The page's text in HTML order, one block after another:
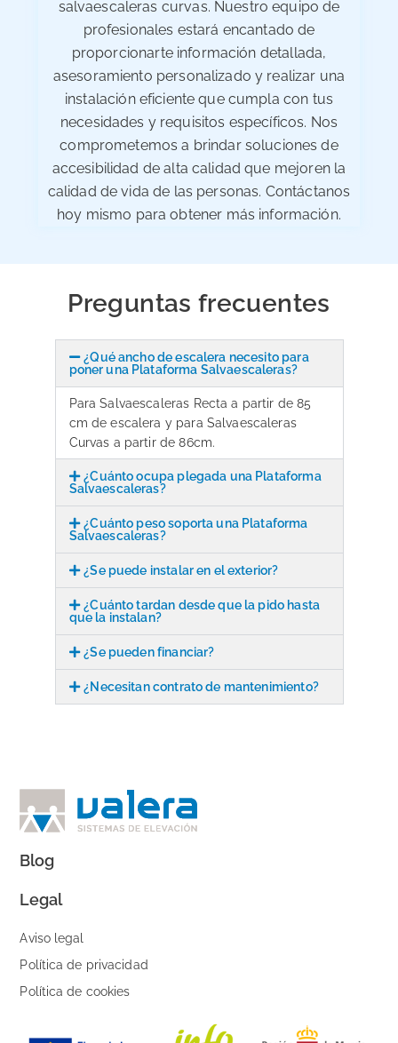
salvaescaleras curvas. Nuestro equipo de
profesionales estará encantado de
proporcionarte información detallada,
asesoramiento personalizado y realizar una
instalación eficiente que cumpla con tus
necesidades y requisitos específicos. Nos
comprometemos a brindar soluciones de
accesibilidad de alta calidad que mejoren la
calidad de vida de las personas. Contáctanos
hoy mismo para obtener más información.
Preguntas frecuentes
¿Qué ancho de escalera necesito para
poner una Plataforma Salvaescaleras?
Para Salvaescaleras Recta a partir de 85
cm de escalera y para Salvaescaleras
Curvas a partir de 86cm.
¿Cuánto ocupa plegada una Plataforma
Salvaescaleras?
¿Cuánto peso soporta una Plataforma
Salvaescaleras?
¿Se puede instalar en el exterior?
¿Cuánto tardan desde que la pido hasta
que la instalan?
¿Se pueden financiar?
¿Necesitan contrato de mantenimiento?
Blog
Legal
Aviso legal
Política de privacidad
Política de cookies